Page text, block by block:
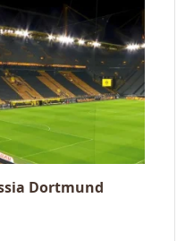
Dortmund